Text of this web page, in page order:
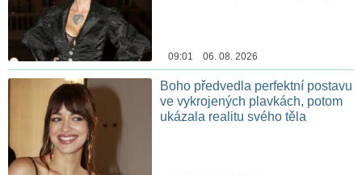
09:01 06. 08. 2026
Boho předvedla perfektní postavu
ve vykrojených plavkách, potom
ukázala realitu svého těla